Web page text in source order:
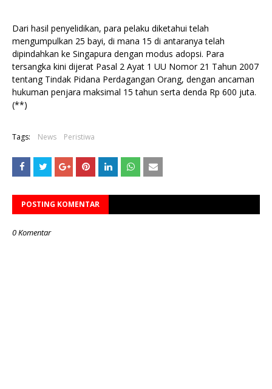
Dari hasil penyelidikan, para pelaku diketahui telah
mengumpulkan 25 bayi, di mana 15 di antaranya telah
dipindahkan ke Singapura dengan modus adopsi. Para
tersangka kini dijerat Pasal 2 Ayat 1 UU Nomor 21 Tahun 2007
tentang Tindak Pidana Perdagangan Orang, dengan ancaman
hukuman penjara maksimal 15 tahun serta denda Rp 600 juta.
(**)
Tags: News Peristiwa
POSTING KOMENTAR
0 Komentar